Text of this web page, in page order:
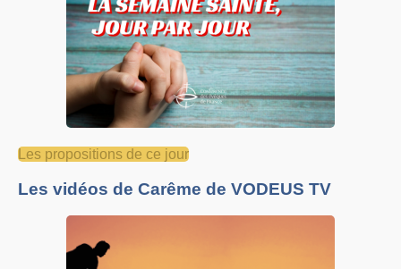
Les propositions de ce jour
Les vidéos de Carême de VODEUS TV